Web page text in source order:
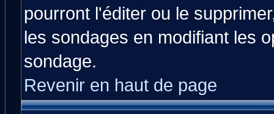
pourront l'éditer ou le
les sondages en modifiant les
sondage.
Revenir en haut de page